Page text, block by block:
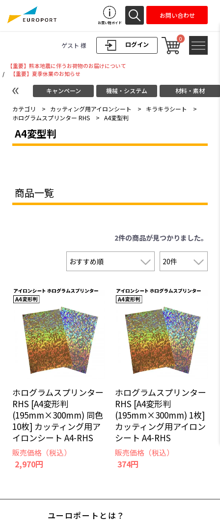
ログイン
ゲスト 様
0
お買い物ガイド
お問い合わせ
【重要】熊本地震に伴うお荷物のお届けについて
/
【重要】夏季休業のお知らせ
キャンペーン 機械・システム 材料・素材
カテゴリ > カッティング用アイロンシート > キラキラシート
>
ホログラムスプリンター RHS
> A4変型判
A4変型判
商品一覧
2件の商品が見つかりました。
ホログラムスプリンター
RHS [A4変形判
(195mm×300mm) 同色
10枚] カッティング用ア
イロンシート A4-RHS
販売価格（税込）
2,970円
ホログラムスプリンター
RHS [A4変形判
(195mm×300mm) 1枚]
カッティング用アイロン
シート A4-RHS
販売価格（税込）
374円
ユーロポートとは？